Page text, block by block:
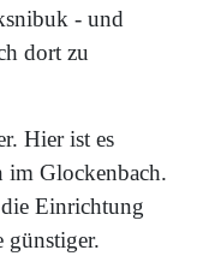
- und
dort zu
Hier ist es
im Glockenbach.
Einrichtung
günstiger.